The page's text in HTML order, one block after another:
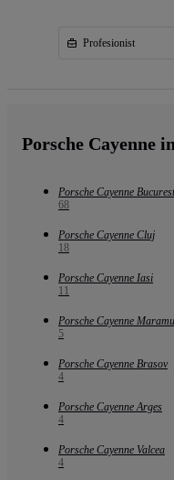
Profesionist
Porsche Cayenne
Porsche Cayenne
68
Porsche Cayenne Cluj
18
Porsche Cayenne Iasi
11
Porsche Cayenne
5
Porsche Cayenne Brasov
4
Porsche Cayenne Arges
4
Porsche Cayenne Valcea
4